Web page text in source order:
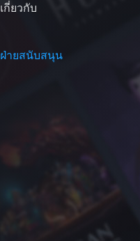
เกี่ยวกับ
ฝ่ายสนับสนุน